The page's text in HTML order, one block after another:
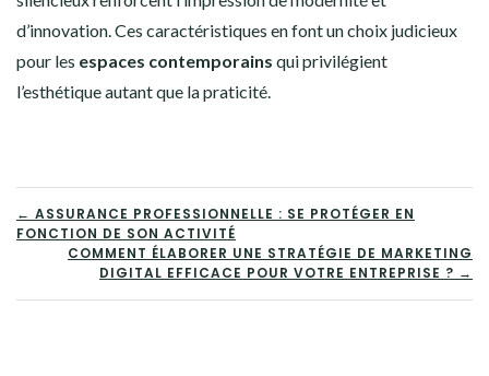
d’innovation. Ces caractéristiques en font un choix judicieux
pour les espaces contemporains qui privilégient
l’esthétique autant que la praticité.
NAVIGATION
L’ARTICLE
← ASSURANCE PROFESSIONNELLE : SE PROTÉGER EN
FONCTION DE SON ACTIVITÉ
COMMENT ÉLABORER UNE STRATÉGIE DE MARKETING
DIGITAL EFFICACE POUR VOTRE ENTREPRISE ? →